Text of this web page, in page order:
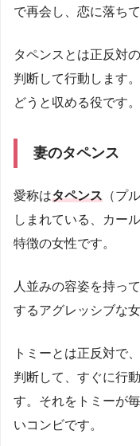
で再会し、恋に落ち
タペンスとは正反対
判断して行動します
どうと収める役です。
妻のタペンス
愛称はタペンス （プ
しまれている、カー
特徴の女性です。
人並みの容姿を持っ
するアグレッシブな
トミーとは正反対で
判断して、すぐに行
す。それをトミーが
いコンビです。